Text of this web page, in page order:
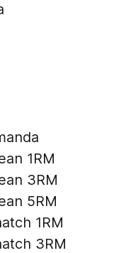
1RM
3RM
5RM
1RM
3RM